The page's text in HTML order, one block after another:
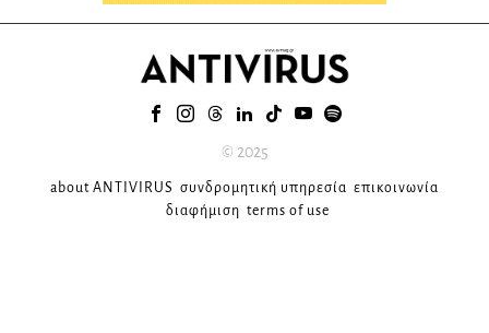
© 2025
about ANTIVIRUS συνδρομητική υπηρεσία επικοινωνία
διαφήμιση terms of use